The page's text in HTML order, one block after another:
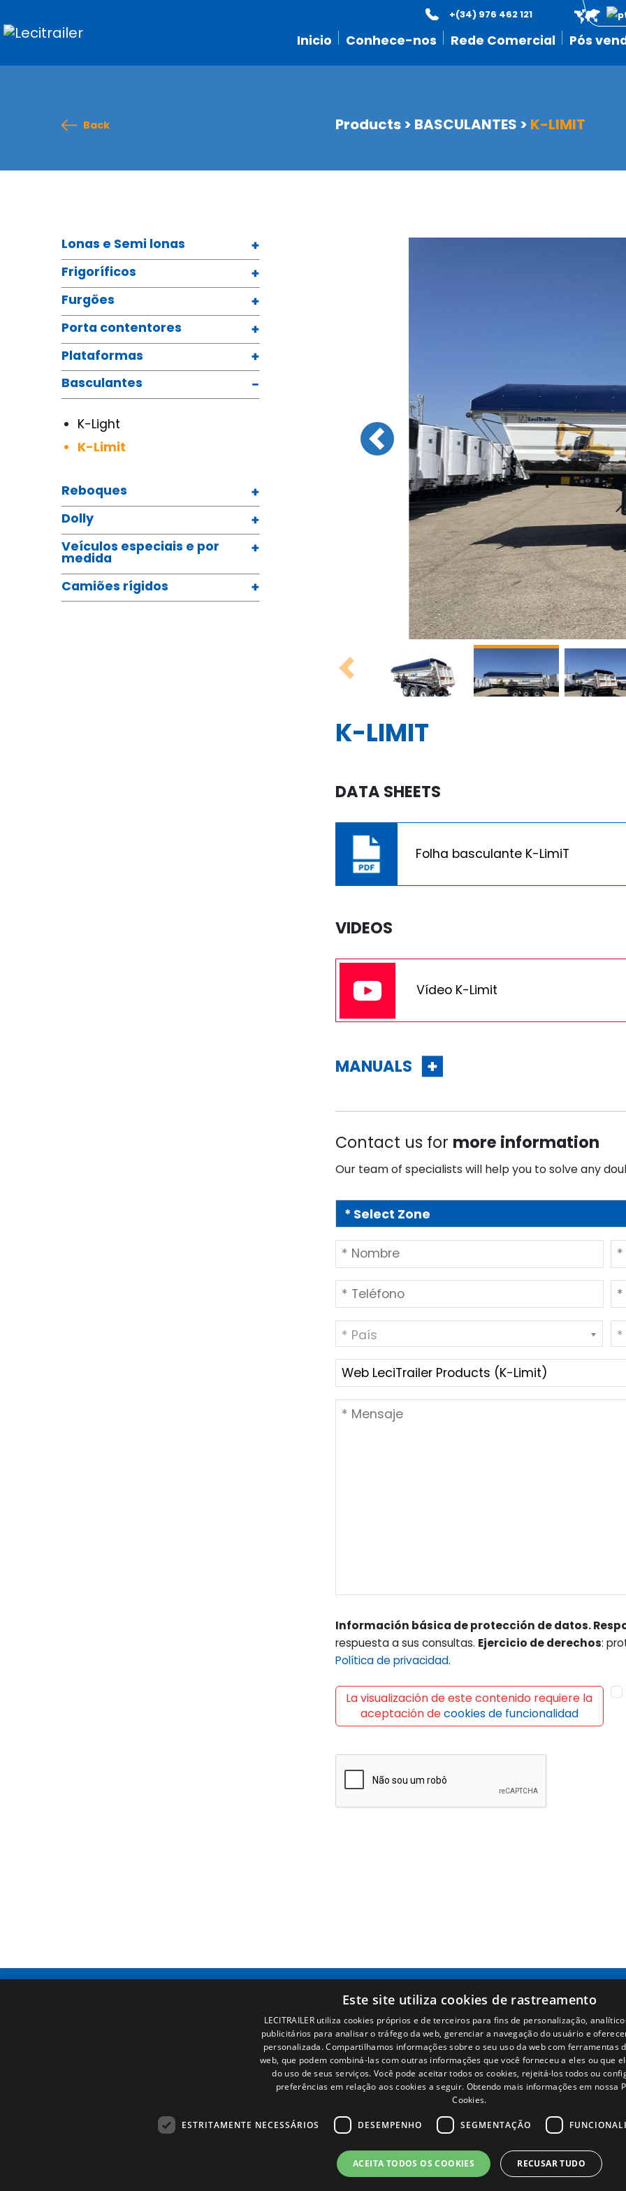
Inicio Conhece-nos Rede Comercial Pós
+(34) 976 462 121
Back Products> BASCULANTES > K-LIMIT
Lonas e Semi lonas
Frigoríficos
Furgões
Porta contentores
Plataformas
Basculantes
K-Light
K-Limit
Reboques
Dolly
Veículos especiais e por
medida
Camiões rígidos
Previous
Previous
K-LIMIT
DATA SHEETS
Folha basculante K-LimiT
VIDEOS
Vídeo K-Limit
MANUALS
Contact us for more information
Our team of specialists will help you to solve any
* País *
Información básica de protección de datos.
respuesta a sus consultas. Ejercicio de derechos:
Política de privacidad.
La visualización de este contenido requiere la
aceptación decookies de funcionalidad
Páginas
Inicio
Rede Comercial
Peças
Términos legales
Aviso legal
Política de privacidade
Política de cookies
Condições Gerais de Venda
Este site utiliza cookies de rastreamento
LECITRAILER utiliza cookies próprios e de terceiros para fins de personalização,
publicitários para analisar o tráfego da web, gerenciar a navegação do usuário e
personalizada. Compartilhamos informações sobre o seu uso da web com ferramentas
web, que podem combiná-las com outras informações que você forneceu a eles ou que
do uso de seus serviços. Você pode aceitar todos os cookies, rejeitá-los todos ou
preferências em relação aos cookies a seguir. Obtendo mais informações em nossa
Cookies.
ESTRITAMENTE NECESSÁRIOS DESEMPENHO SEGMENTAÇÃO
ACEITA TODOS OS COOKIES RECUSAR TUDO